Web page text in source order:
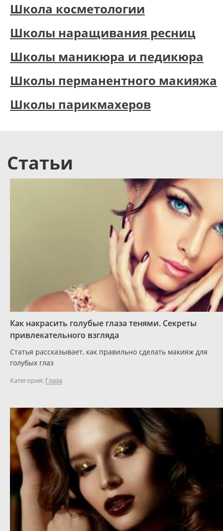
Школа косметологии
Школы наращивания ресниц
Школы маникюра и педикюра
Школы перманентного макияжа
Школы парикмахеров
Статьи
Как накрасить голубые глаза тенями. Секреты
привлекательного взгляда
Статья рассказывает, как правильно сделать макияж для
голубых глаз
Категория: Глаза